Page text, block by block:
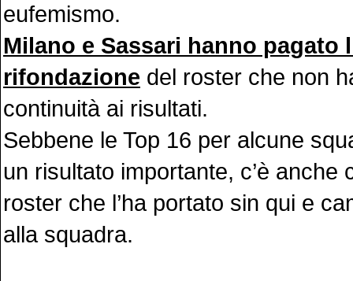
eufemismo.
Milano e Sassari hanno pagato
rifondazione del roster che non
continuità ai risultati.
Sebbene le Top 16 per alcune
un risultato importante, c’è anche
roster che l’ha portato sin qui e
alla squadra.